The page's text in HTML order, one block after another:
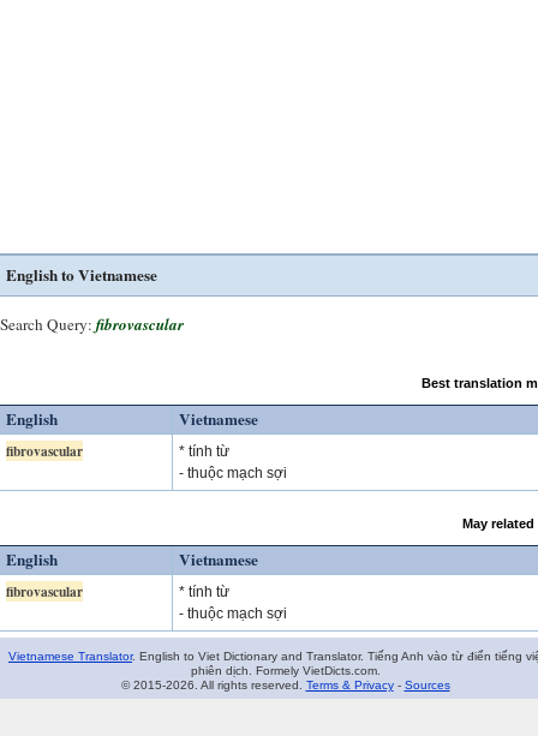
English to Vietnamese
Search Query: fibrovascular
Best translation
English Vietnamese
fibrovascular
* tính từ
- thuộc mạch sợi
May
English Vietnamese
fibrovascular
* tính từ
- thuộc mạch sợi
Vietnamese Translator. English to Viet Dictionary and Translator. Tiếng Anh vào từ điển tiếng
phiên dịch. Formely VietDicts.com.
© 2015-2026. All rights reserved. Terms & Privacy- Sources